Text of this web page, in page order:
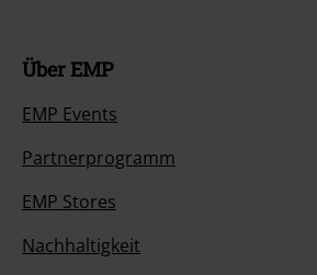
Über EMP
EMP Events
Partnerprogramm
EMP Stores
Nachhaltigkeit